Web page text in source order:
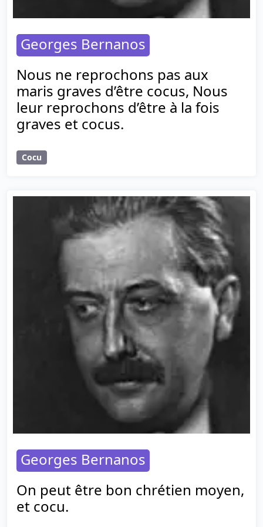
Georges Bernanos
Nous ne reprochons pas aux
maris graves d’être cocus, Nous
leur reprochons d’être à la fois
graves et cocus.
Cocu
Georges Bernanos
On peut être bon chrétien moyen,
et cocu.